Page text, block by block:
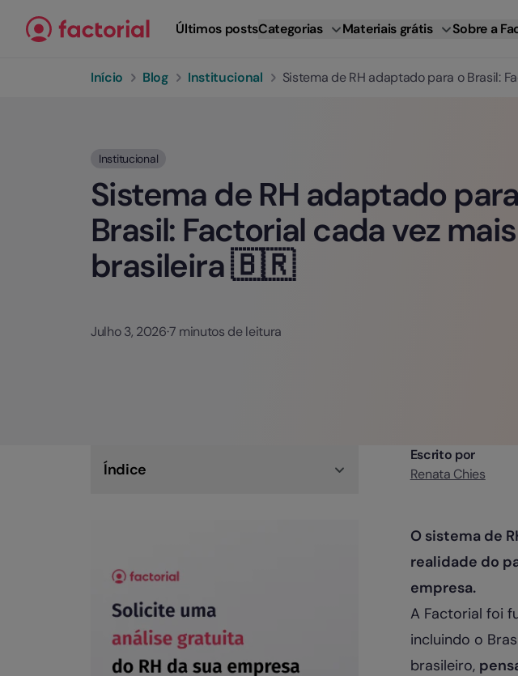
Últimos postsCategorias Materiais grátis Sobre a
Início Blog Institucional Sistema de RH adaptado para o Brasil:
Institucional
Sistema de RH adaptado
Brasil: Factorial cada vez mais
brasileira 🇧🇷
Julho 3, 2026·7 minutos de leitura
Índice
✅ Otimize sua gestão com o sistema de RH e
DP do Brasil da Factorial
Escrito por
Renata Chies
O sistema de
realidade do
empresa.
A Factorial foi
incluindo o
brasileiro,